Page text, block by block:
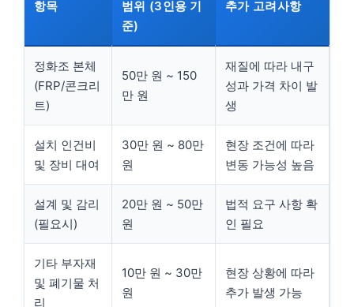
항목
범위 (3인용 기
준)
추가 고려사항
정화조 본체
(FRP/콘크리
트)
50만 원 ~ 150
만 원
재질에 따라 내구
성과 가격 차이 발
생
설치 인건비
및 장비 대여
30만 원 ~ 80만
원
현장 조건에 따라
변동 가능성 높음
설계 및 감리
(필요시)
20만 원 ~ 50만
원
법적 요구 사항 확
인 필요
기타 부자재
및 폐기물 처
리
10만 원 ~ 30만
원
현장 상황에 따라
추가 발생 가능